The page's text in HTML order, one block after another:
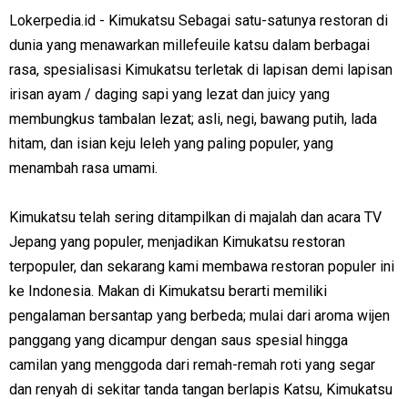
Lokerpedia.id - Kimukatsu Sebagai satu-satunya restoran di
dunia yang menawarkan millefeuile katsu dalam berbagai
rasa, spesialisasi Kimukatsu terletak di lapisan demi lapisan
irisan ayam / daging sapi yang lezat dan juicy yang
membungkus tambalan lezat; asli, negi, bawang putih, lada
hitam, dan isian keju leleh yang paling populer, yang
menambah rasa umami.
Kimukatsu telah sering ditampilkan di majalah dan acara TV
Jepang yang populer, menjadikan Kimukatsu restoran
terpopuler, dan sekarang kami membawa restoran populer ini
ke Indonesia. Makan di Kimukatsu berarti memiliki
pengalaman bersantap yang berbeda; mulai dari aroma wijen
panggang yang dicampur dengan saus spesial hingga
camilan yang menggoda dari remah-remah roti yang segar
dan renyah di sekitar tanda tangan berlapis Katsu, Kimukatsu